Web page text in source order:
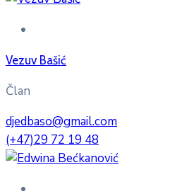
Vezuv Bašić
Član
djedbaso@gmail.com
(+47)29 72 19 48